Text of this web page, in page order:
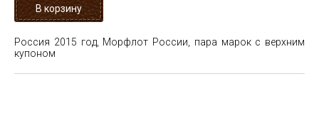
Россия 2015 год, Морфлот России, пара марок с верхним
купоном